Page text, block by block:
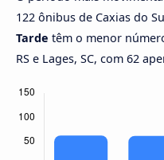
122 ônibus de Caxias do
Tarde têm o menor
RS e Lages, SC, com 62